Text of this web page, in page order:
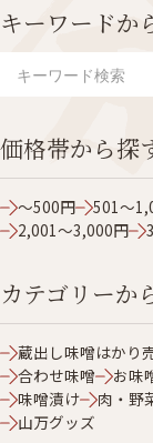
キーワードか
価格帯から探
～500円 501～
2,001～3,000円
カテゴリーか
蔵出し味噌はかり
合わせ味噌
お味
味噌漬け
肉・野
山万グッズ